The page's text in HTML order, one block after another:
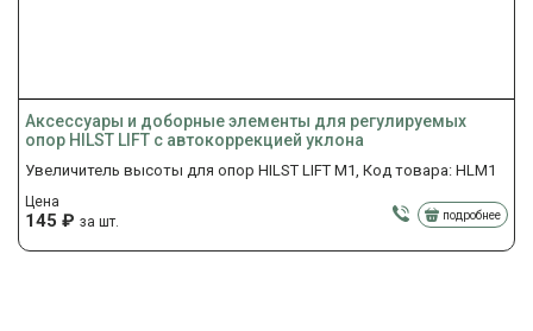
Аксессуары и доборные элементы для регулируемых
опор HILST LIFT с автокоррекцией уклона
Увеличитель высоты для опор HILST LIFT M1, Код товара: HLM1
Цена
145 ₽ за шт. подробнее